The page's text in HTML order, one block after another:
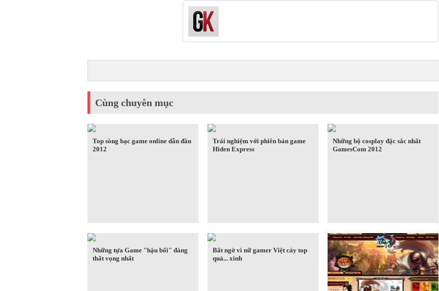
Cùng chuyên mục
Top sòng bạc game online dẫn đầu
2012
Trải nghiệm với phiên bản game
Hiden Express
Những bộ cosplay đặc sắc nhất
GamesCom 2012
Những tựa Game "hậu bối" đáng
thất vọng nhất
Bất ngờ vì nữ gamer Việt cày top
quá... xinh